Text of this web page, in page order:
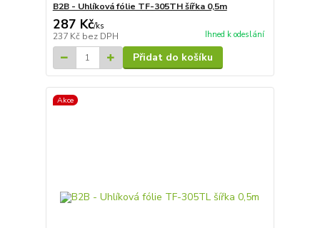
B2B - Uhlíková fólie TF-305TH šířka 0,5m
287 Kč/ks
237 Kč bez DPH Ihned k odeslání
Přidat do košíku
Akce